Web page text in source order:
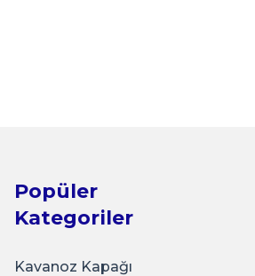
Popüler
Kategoriler
Kavanoz Kapağı